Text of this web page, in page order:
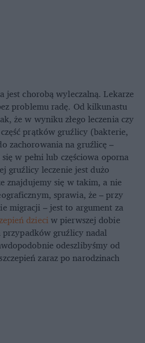
jest chorobą wyleczalną. Lekarze
problemu radę. Od kilkunastu
że w wyniku złego leczenia czy
prątków gruźlicy (bakterie,
zachorowania na gruźlicę –
w pełni lub częściowa oporna
gruźlicy leczenie jest dużo
znajdujemy się w takim, a nie
sprawia, że – przy
migracji – jest to argument za
dzieciw pierwszej dobie
przypadków gruźlicy nadal
odeszlibyśmy od
zaraz po narodzinach